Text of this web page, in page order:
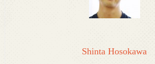
Shinta Hosokawa